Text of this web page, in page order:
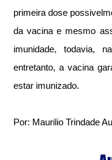
primeira dose
da vacina e mesmo
imunidade, todavia,
entretanto, a vacina
estar imunizado.
Por: Maurilio Trindade